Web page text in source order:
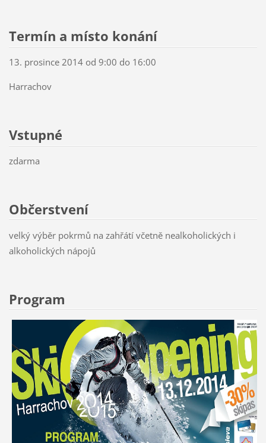
Termín a místo konání
13. prosince 2014 od 9:00 do 16:00
Harrachov
Vstupné
zdarma
Občerstvení
velký výběr pokrmů na zahřátí včetně nealkoholických i
alkoholických nápojů
Program